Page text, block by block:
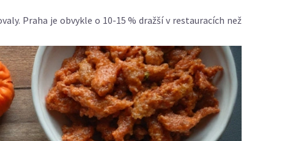
Praha je obvykle o 10-15 % dražší v restauracích než